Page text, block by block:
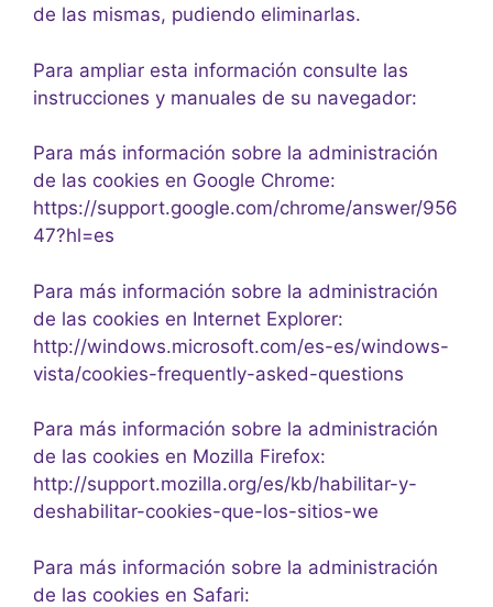
de las mismas, pudiendo eliminarlas.
Para ampliar esta información consulte las
instrucciones y manuales de su navegador:
Para más información sobre la administración
de las cookies en Google Chrome:
https://support.google.com/chrome/answer/956
47?hl=es
Para más información sobre la administración
de las cookies en Internet Explorer:
http://windows.microsoft.com/es-es/windows-
vista/cookies-frequently-asked-questions
Para más información sobre la administración
de las cookies en Mozilla Firefox:
http://support.mozilla.org/es/kb/habilitar-y-
deshabilitar-cookies-que-los-sitios-we
Para más información sobre la administración
de las cookies en Safari: